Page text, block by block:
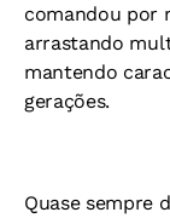
comandou por
arrastando
mantendo
gerações.
Quase sempre